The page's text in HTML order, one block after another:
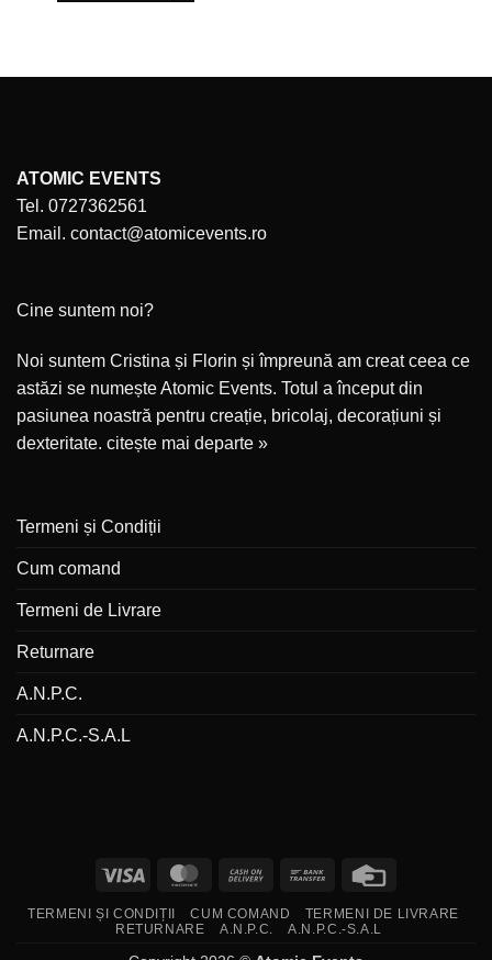
ATOMIC EVENTS
Tel. 0727362561
Email. contact@atomicevents.ro
Cine suntem noi?
Noi suntem Cristina și Florin și împreună am creat ceea ce
astăzi se numește Atomic Events. Totul a început din
pasiunea noastră pentru creație, bricolaj, decorațiuni și
dexteritate. citește mai departe »
Termeni și Condiții
Cum comand
Termeni de Livrare
Returnare
A.N.P.C.
A.N.P.C.-S.A.L
Visa MasterCardCash
Delivery
Bank
TERMENI ȘI CONDIȚII CUM COMAND
TERMENI DE LIVRARE
RETURNARE
A.N.P.C. A.N.P.C.-S.A.L